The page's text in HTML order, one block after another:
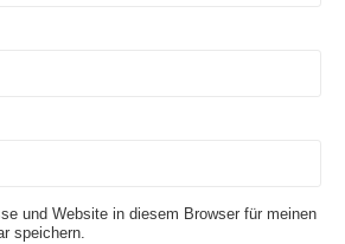
und Website in diesem Browser für meinen
speichern.